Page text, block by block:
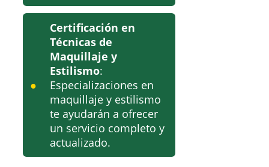
Certificación en
Técnicas de
Maquillaje y
Estilismo:
Especializaciones en
maquillaje y estilismo
te ayudarán a ofrecer
un servicio completo y
actualizado.